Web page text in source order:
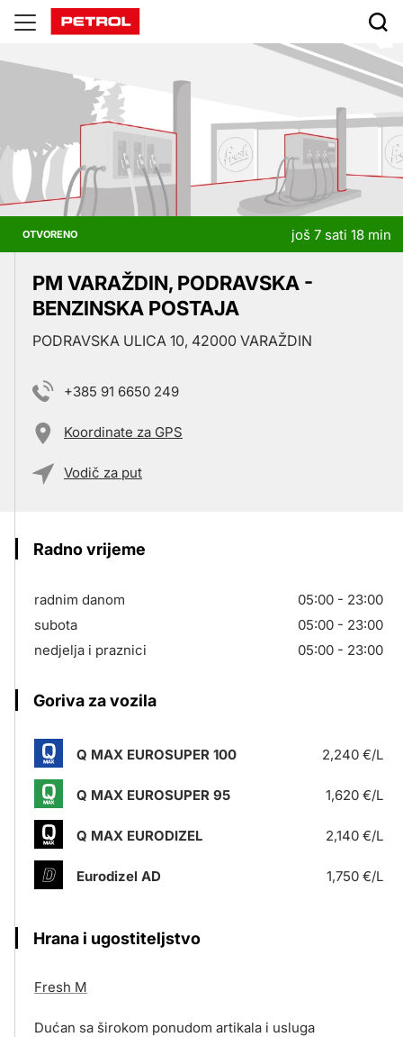
Prodajna
mjesta
OTVORENO još 7 sati 18 min
PM VARAŽDIN, PODRAVSKA -
BENZINSKA POSTAJA
PODRAVSKA ULICA 10, 42000 VARAŽDIN
+385 91 6650 249
Koordinate za GPS
Vodič za put
Radno vrijeme
radnim danom
05:00 - 23:00
subota
05:00 - 23:00
nedjelja i praznici
05:00 - 23:00
Goriva za vozila
Q MAX EUROSUPER 100 2,240 €/L
Q MAX EUROSUPER 95 1,620 €/L
Q MAX EURODIZEL 2,140 €/L
Eurodizel AD 1,750 €/L
Hrana i ugostiteljstvo
Fresh M
Dućan sa širokom ponudom artikala i usluga